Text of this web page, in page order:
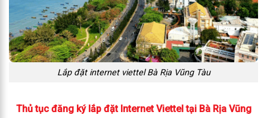
Lắp đặt internet viettel Bà Rịa Vũng Tàu
Thủ tục đăng ký lắp đặt Internet Viettel tại Bà Rịa Vũng